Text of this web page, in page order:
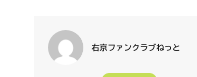
右京ファンクラブねっと